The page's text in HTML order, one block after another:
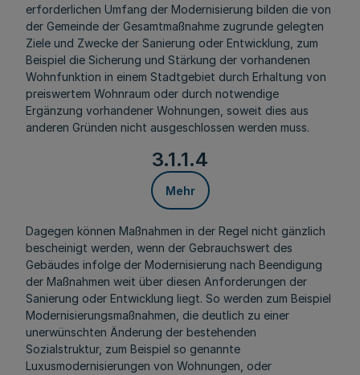
erforderlichen Umfang der Modernisierung bilden die von
der Gemeinde der Gesamtmaßnahme zugrunde gelegten
Ziele und Zwecke der Sanierung oder Entwicklung, zum
Beispiel die Sicherung und Stärkung der vorhandenen
Wohnfunktion in einem Stadtgebiet durch Erhaltung von
preiswertem Wohnraum oder durch notwendige
Ergänzung vorhandener Wohnungen, soweit dies aus
anderen Gründen nicht ausgeschlossen werden muss.
3.1.1.4
Mehr
Dagegen können Maßnahmen in der Regel nicht gänzlich
bescheinigt werden, wenn der Gebrauchswert des
Gebäudes infolge der Modernisierung nach Beendigung
der Maßnahmen weit über diesen Anforderungen der
Sanierung oder Entwicklung liegt. So werden zum Beispiel
Modernisierungsmaßnahmen, die deutlich zu einer
unerwünschten Änderung der bestehenden
Sozialstruktur, zum Beispiel so genannte
Luxusmodernisierungen von Wohnungen, oder